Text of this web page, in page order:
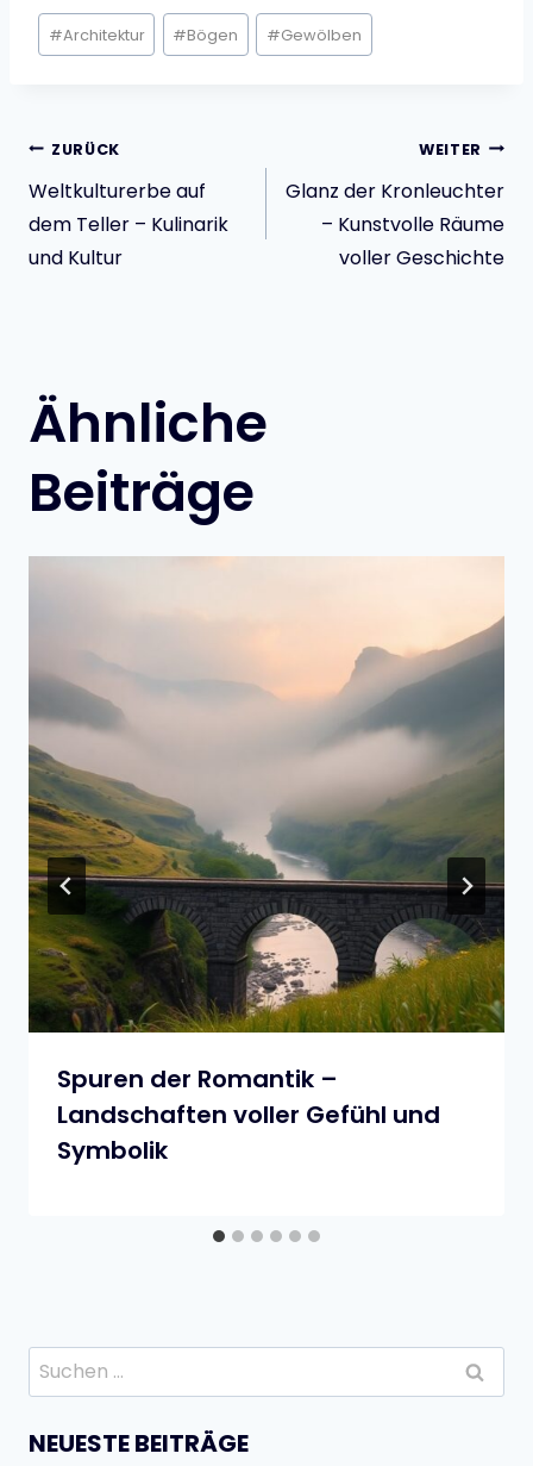
Schlagworte:
#Architektur #Bögen #Gewölben
ZURÜCK
Weltkulturerbe auf
dem Teller – Kulinarik
und Kultur
WEITER
Glanz der Kronleuchter
– Kunstvolle Räume
voller Geschichte
Ähnliche
Beiträge
Spuren der Romantik –
Landschaften voller Gefühl und
Symbolik
Suchen
nach:
NEUESTE BEITRÄGE